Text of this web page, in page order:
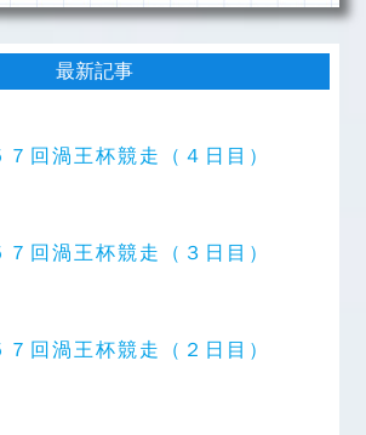
最新記事
７回渦王杯競走（４日目）
７回渦王杯競走（３日目）
７回渦王杯競走（２日目）